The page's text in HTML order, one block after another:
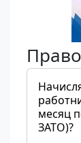
месяц
ЗАТО)?